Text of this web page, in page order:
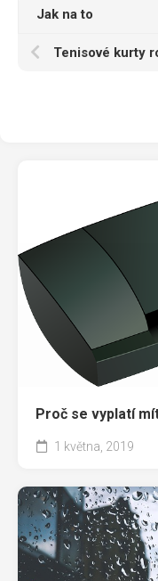
Jak na to
Tenisové kurty
Proč se vyplatí
1 května, 2019